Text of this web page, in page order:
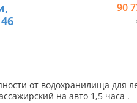
90
от водохранилища для
на авто 1,5 часа .